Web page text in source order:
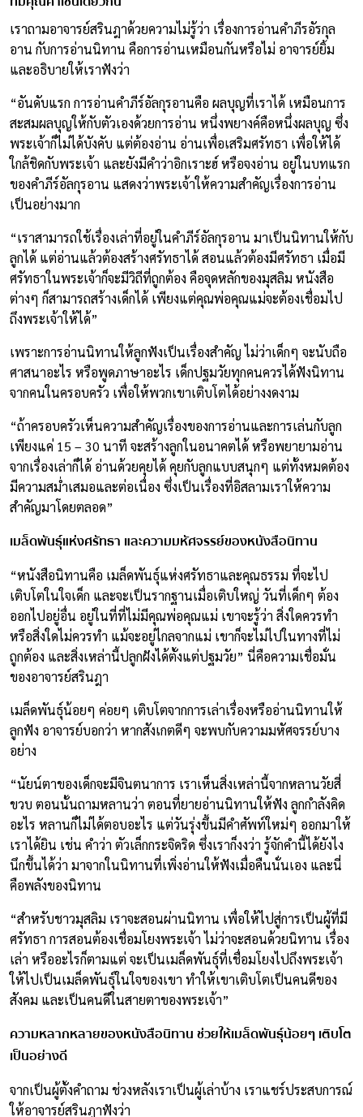
เราถามอาจารย์สรินฎาด้วยความไม่รู้ว่า เรื่องการอ่านคำภีรอัรกุล
อาน กับการอ่านนิทาน คือการอ่านเหมือนกันหรือไม่ อาจารย์ยิ้ม
และอธิบายให้เราฟังว่า
“อันดับแรก การอ่านคำภีร์อัลกุรอานคือ ผลบุญที่เราได้ เหมือนการ
สะสมผลบุญให้กับตัวเองด้วยการอ่าน หนึ่งพยางค์คือหนึ่งผลบุญ ซึ่ง
พระเจ้าก็ไม่ได้บังคับ แต่ต้องอ่าน อ่านเพื่อเสริมศรัทธา เพื่อให้ได้
ใกล้ชิดกับพระเจ้า และยังมีคำว่าอิกเราะฮ์ หรือจงอ่าน อยู่ในบทแรก
ของคำภีร์อัลกุรอาน แสดงว่าพระเจ้าให้ความสำคัญเรื่องการอ่าน
เป็นอย่างมาก
“เราสามารถใช้เรื่องเล่าที่อยู่ในคำภีร์อัลกุรอาน มาเป็นนิทานให้กับ
ลูกได้ แต่อ่านแล้วต้องสร้างศรัทธาได้ สอนแล้วต้องมีศรัทธา เมื่อมี
ศรัทธาในพระเจ้าก็จะมีวิถีที่ถูกต้อง คือจุดหลักของมุสลิม หนังสือ
ต่างๆ ก็สามารถสร้างเด็กได้ เพียงแต่คุณพ่อคุณแม่จะต้องเชื่อมไป
ถึงพระเจ้าให้ได้”
เพราะการอ่านนิทานให้ลูกฟังเป็นเรื่องสำคัญ ไม่ว่าเด็กๆ จะนับถือ
ศาสนาอะไร หรือพูดภาษาอะไร เด็กปฐมวัยทุกคนควรได้ฟังนิทาน
จากคนในครอบครัว เพื่อให้พวกเขาเติบโตได้อย่างงดงาม
“ถ้าครอบครัวเห็นความสำคัญเรื่องของการอ่านและการเล่นกับลูก
เพียงแค่ 15 – 30 นาที จะสร้างลูกในอนาคตได้ หรือพยายามอ่าน
จากเรื่องเล่าก็ได้ อ่านด้วยคุยได้ คุยกับลูกแบบสนุกๆ แต่ทั้งหมดต้อง
มีความสม่ำเสมอและต่อเนื่อง ซึ่งเป็นเรื่องที่อิสลามเราให้ความ
สำคัญมาโดยตลอด”
เมล็ดพันธุ์แห่งศรัทธา และความมหัศจรรย์ของหนังสือนิทาน
“หนังสือนิทานคือ เมล็ดพันธุ์แห่งศรัทธาและคุณธรรม ที่จะไป
เติบโตในใจเด็ก และจะเป็นรากฐานเมื่อเติบใหญ่ วันที่เด็กๆ ต้อง
ออกไปอยู่อื่น อยู่ในที่ที่ไม่มีคุณพ่อคุณแม่ เขาจะรู้ว่า สิ่งใดควรทำ
หรือสิ่งใดไม่ควรทำ แม้จะอยู่ไกลจากแม่ เขาก็จะไม่ไปในทางที่ไม่
ถูกต้อง และสิ่งเหล่านี้ปลูกฝังได้ตั้งแต่ปฐมวัย” นี่คือความเชื่อมั่น
ของอาจารย์สรินฎา
เมล็ดพันธุ์น้อยๆ ค่อยๆ เติบโตจากการเล่าเรื่องหรืออ่านนิทานให้
ลูกฟัง อาจารย์บอกว่า หากสังเกตดีๆ จะพบกับความมหัศจรรย์บาง
อย่าง
“นัยน์ตาของเด็กจะมีจินตนาการ เราเห็นสิ่งเหล่านี้จากหลานวัยสี่
ขวบ ตอนนั้นถามหลานว่า ตอนที่ยายอ่านนิทานให้ฟัง ลูกกำลังคิด
อะไร หลานก็ไม่ได้ตอบอะไร แต่วันรุ่งขึ้นมีคำศัพท์ใหม่ๆ ออกมาให้
เราได้ยิน เช่น คำว่า ตัวเล็กกระจิดริด ซึ่งเราก็งงว่า รู้จักคำนี้ได้ยังไง
นึกขึ้นได้ว่า มาจากในนิทานที่เพิ่งอ่านให้ฟังเมื่อคืนนั่นเอง และนี่
คือพลังของนิทาน
“สำหรับชาวมุสลิม เราจะสอนผ่านนิทาน เพื่อให้ไปสู่การเป็นผู้ที่มี
ศรัทธา การสอนต้องเชื่อมโยงพระเจ้า ไม่ว่าจะสอนด้วยนิทาน เรื่อง
เล่า หรืออะไรก็ตามแต่ จะเป็นเมล็ดพันธุ์ที่เชื่อมโยงไปถึงพระเจ้า
ให้ไปเป็นเมล็ดพันธุ์ในใจของเขา ทำให้เขาเติบโตเป็นคนดีของ
สังคม และเป็นคนดีในสายตาของพระเจ้า”
ความหลากหลายของหนังสือนิทาน ช่วยให้เมล็ดพันธุ์น้อยๆ เติบโต
เป็นอย่างดี
จากเป็นผู้ตั้งคำถาม ช่วงหลังเราเป็นผู้เล่าบ้าง เราแชร์ประสบการณ์
ให้อาจารย์สรินฎาฟังว่า